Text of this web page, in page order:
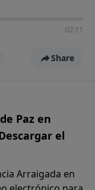
02:11
Share
Paz en
el
Arraigada en